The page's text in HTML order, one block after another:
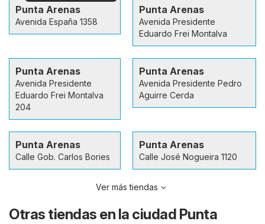
Punta Arenas
Avenida España 1358
Punta Arenas
Avenida Presidente
Eduardo Frei Montalva
Punta Arenas
Avenida Presidente
Eduardo Frei Montalva
204
Punta Arenas
Avenida Presidente Pedro
Aguirre Cerda
Punta Arenas
Calle Gob. Carlos Bories
Punta Arenas
Calle José Nogueira 1120
Ver más tiendas
Otras tiendas en la ciudad Punta